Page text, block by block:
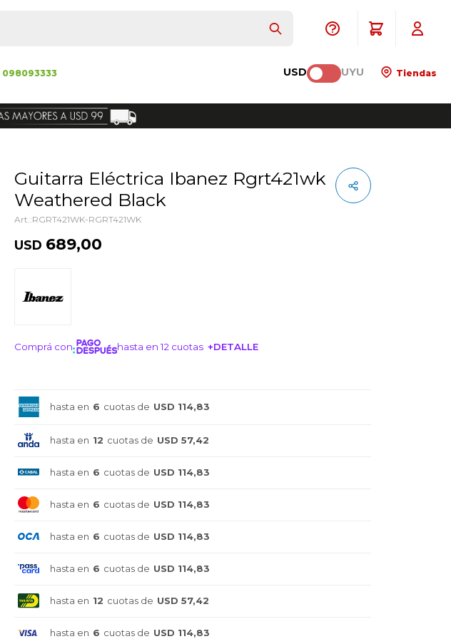
098093333 USD UYU Tiendas
Guitarra Eléctrica Ibanez Rgrt421wk
Weathered Black
RGRT421WK-RGRT421WK
USD 689,00
Comprá con hasta en 12 cuotas +DETALLE
hasta en 6 cuotas de USD 114,83
hasta en 12 cuotas de USD 57,42
hasta en 6 cuotas de USD 114,83
hasta en 6 cuotas de USD 114,83
hasta en 6 cuotas de USD 114,83
hasta en 6 cuotas de USD 114,83
hasta en 12 cuotas de USD 57,42
hasta en 6 cuotas de USD 114,83